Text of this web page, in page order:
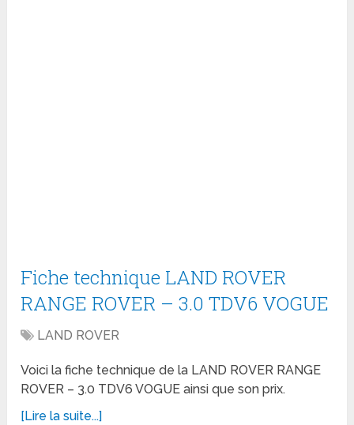
Fiche technique LAND ROVER
RANGE ROVER – 3.0 TDV6 VOGUE
LAND ROVER
Voici la fiche technique de la LAND ROVER RANGE
ROVER – 3.0 TDV6 VOGUE ainsi que son prix.
[Lire la suite...]